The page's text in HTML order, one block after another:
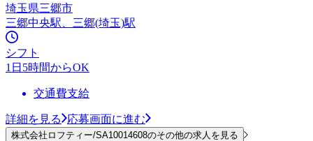
埼玉県三郷市
三郷中央駅、三郷(埼玉)駅
シフト
1日5時間からOK
交通費支給
詳細を見る 応募画面に進む
株式会社ロフティー/SA10014608のその他の求人を見る